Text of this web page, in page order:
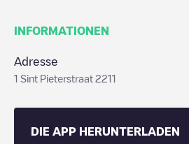
INFORMATIONEN
Adresse
1 Sint Pieterstraat 2211
DIE APP HERUNTERLADEN